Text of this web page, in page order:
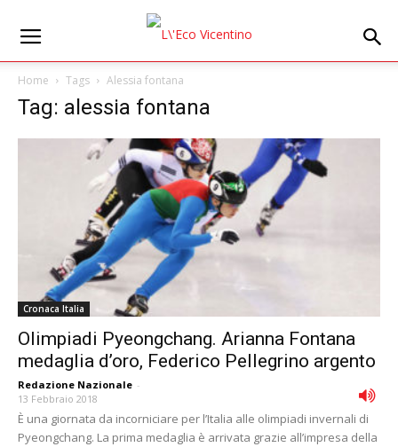
Home Tags Alessia fontana
Tag: alessia fontana
Cronaca Italia
Olimpiadi Pyeongchang. Arianna Fontana
medaglia d’oro, Federico Pellegrino argento
Redazione Nazionale -
13 Febbraio 2018
È una giornata da incorniciare per l’Italia alle olimpiadi invernali di
Pyeongchang. La prima medaglia è arrivata grazie all’impresa della